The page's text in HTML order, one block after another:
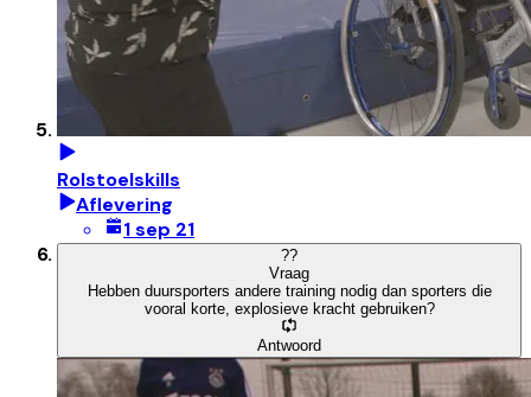
Rolstoelskills
Aflevering
1 sep 21
??
Vraag
Hebben duursporters andere training nodig dan sporters die
vooral korte, explosieve kracht gebruiken?
Antwoord